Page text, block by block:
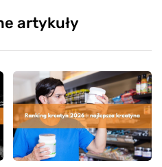
artykuły